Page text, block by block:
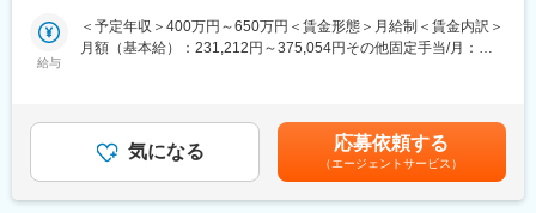
商談の見込み段階から設備導入までのプロセス（3～6か月程度）
方が描く医院の姿の実現をサポートするやりがいのある役割で
す。出張ベースで、担当エリア全域のお客様を担当いただきま
■職務詳細：
１．歯科医師・歯科技工士への提案営業
製品の適切な使用方法、新しい治療手法や症例情報の提供
新規顧客の開拓および既存顧客との関係構築
２．担当エリアの営業計画・目標管理
給与
＜予定年収＞400万円～650万円＜賃金形態＞月給制＜賃金内訳＞
月額（基本給）：231,212円～375,054円その他固定手当/月：
月に支給※ターゲット額：72万円～117万円（未経験者の場合、40
万円～65万円）※固定残業（55時間）込みとなります。賃金はあ
くまでも目安の金額であり、選考を通じて上下する可能性があり
ます。月給(月額)は固定手当を含めた表記です。
気になる 応募依頼する
（エージェントサービス）